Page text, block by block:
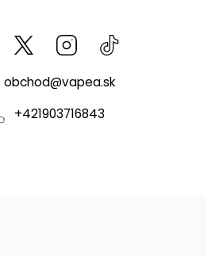
Facebook kzifcak85131Instagram
obchod@vapea.sk
+421903716843